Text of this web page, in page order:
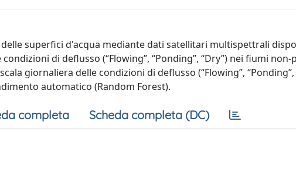
delle superfici d'acqua mediante dati satellitari multispettrali
di deflusso (“Flowing”, “Ponding”, “Dry”) nei fiumi
giornaliera delle condizioni di deflusso (“Flowing”,
automatico (Random Forest).
completa Scheda completa (DC)